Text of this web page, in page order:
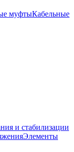
муфтыКабельные
и стабилизации
Элементы